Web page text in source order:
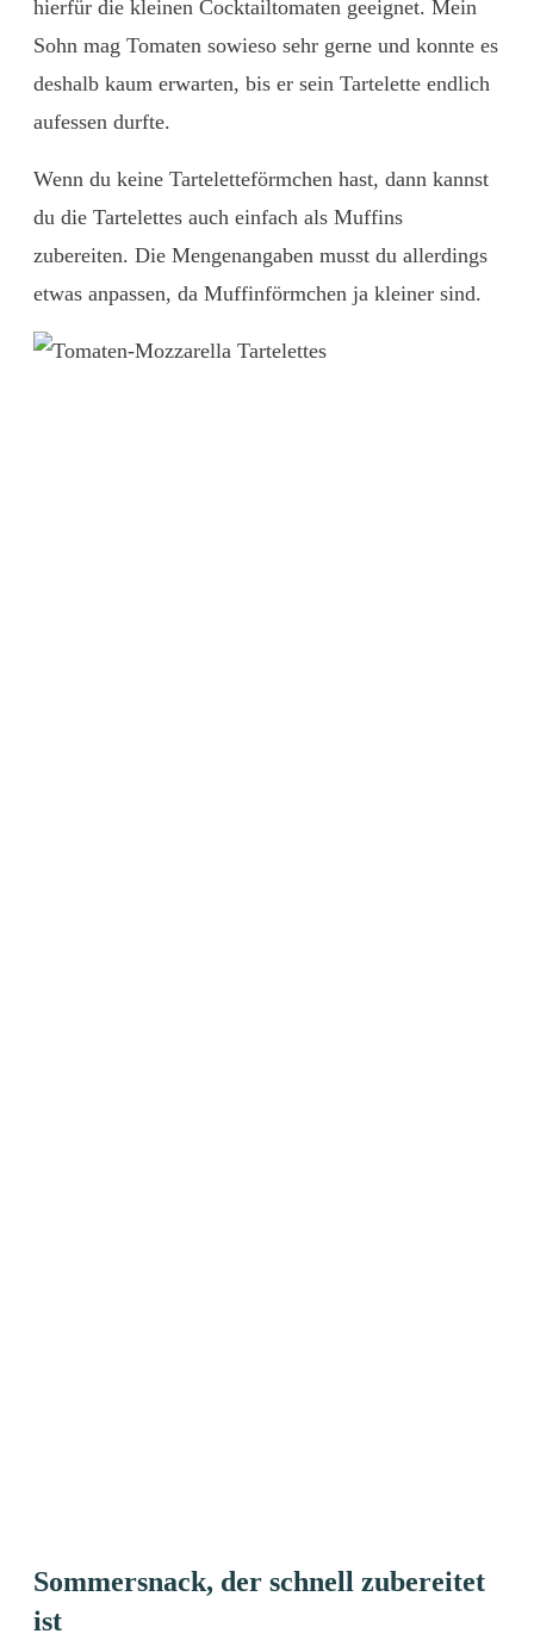
hierfür die kleinen Cocktailtomaten geeignet. Mein
Sohn mag Tomaten sowieso sehr gerne und konnte es
deshalb kaum erwarten, bis er sein Tartelette endlich
aufessen durfte.
Wenn du keine Tarteletteförmchen hast, dann kannst
du die Tartelettes auch einfach als Muffins
zubereiten. Die Mengenangaben musst du allerdings
etwas anpassen, da Muffinförmchen ja kleiner sind.
Sommersnack, der schnell zubereitet
ist